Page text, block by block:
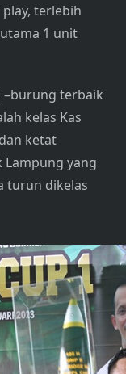
terlebih
1 unit
–burung terbaik
kelas Kas
ketat
yang
turun dikelas